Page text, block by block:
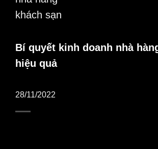
Bí quyết kinh doanh nhà
hiệu quả
28/11/2022